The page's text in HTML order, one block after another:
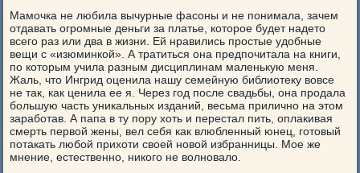
Мамочка не любила вычурные фасоны и не понимала, зачем
отдавать огромные деньги за платье, которое будет надето
всего раз или два в жизни. Ей нравились простые удобные
вещи с «изюминкой». А тратиться она предпочитала на книги,
по которым учила разным дисциплинам маленькую меня.
Жаль, что Ингрид оценила нашу семейную библиотеку вовсе
не так, как ценила ее я. Через год после свадьбы, она продала
большую часть уникальных изданий, весьма прилично на этом
заработав. А папа в ту пору хоть и перестал пить, оплакивая
смерть первой жены, вел себя как влюбленный юнец, готовый
потакать любой прихоти своей новой избранницы. Мое же
мнение, естественно, никого не волновало.